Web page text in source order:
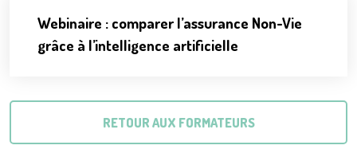
Webinaire : comparer l’assurance Non-Vie
grâce à l’intelligence artificielle
RETOUR AUX FORMATEURS